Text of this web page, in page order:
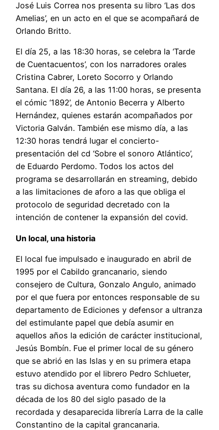
José Luis Correa nos presenta su libro ‘Las dos
Amelias’, en un acto en el que se acompañará de
Orlando Britto.
El día 25, a las 18:30 horas, se celebra la ‘Tarde
de Cuentacuentos’, con los narradores orales
Cristina Cabrer, Loreto Socorro y Orlando
Santana. El día 26, a las 11:00 horas, se presenta
el cómic ‘1892’, de Antonio Becerra y Alberto
Hernández, quienes estarán acompañados por
Victoria Galván. También ese mismo día, a las
12:30 horas tendrá lugar el concierto-
presentación del cd ‘Sobre el sonoro Atlántico’,
de Eduardo Perdomo. Todos los actos del
programa se desarrollarán en streaming, debido
a las limitaciones de aforo a las que obliga el
protocolo de seguridad decretado con la
intención de contener la expansión del covid.
Un local, una historia
El local fue impulsado e inaugurado en abril de
1995 por el Cabildo grancanario, siendo
consejero de Cultura, Gonzalo Angulo, animado
por el que fuera por entonces responsable de su
departamento de Ediciones y defensor a ultranza
del estimulante papel que debía asumir en
aquellos años la edición de carácter institucional,
Jesús Bombín. Fue el primer local de su género
que se abrió en las Islas y en su primera etapa
estuvo atendido por el librero Pedro Schlueter,
tras su dichosa aventura como fundador en la
década de los 80 del siglo pasado de la
recordada y desaparecida librería Larra de la calle
Constantino de la capital grancanaria.